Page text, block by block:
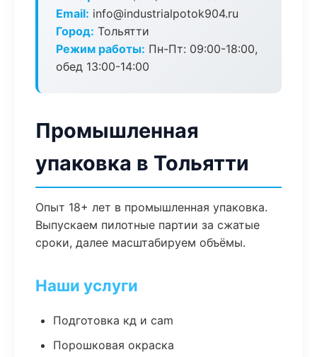
Email: info@industrialpotok904.ru
Город: Тольятти
Режим работы: Пн-Пт: 09:00-18:00,
обед 13:00-14:00
Промышленная
упаковка в Тольятти
Опыт 18+ лет в промышленная упаковка.
Выпускаем пилотные партии за сжатые
сроки, далее масштабируем объёмы.
Наши услуги
Подготовка кд и cam
Порошковая окраска